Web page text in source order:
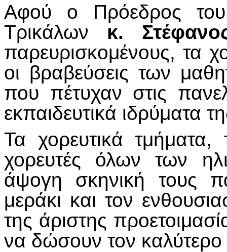
Αφού ο Πρόεδρος του
Τρικάλων κ.
παρευρισκομένους, τα
οι βραβεύσεις των
που πέτυχαν στις
εκπαιδευτικά ιδρύματα
Τα χορευτικά
χορευτές όλων των
άψογη σκηνική τους
μεράκι και τον
της άριστης
να δώσουν τον καλύτερο